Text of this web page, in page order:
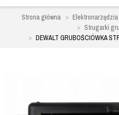
Strona główna
Strugarki
DEWALT GRUBOŚCIÓWKA